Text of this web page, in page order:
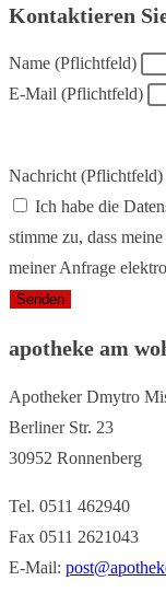
Kontaktieren
Name (Pflichtfeld)
E-Mail (Pflichtfeld)
Nachricht (Pflichtfeld)
Ich habe die
stimme zu, dass
meiner Anfrage
Senden
apotheke am
Apotheker Dmytro
Berliner Str. 23
30952 Ronnenberg
Tel. 0511 462940
Fax 0511 2621043
E-Mail: